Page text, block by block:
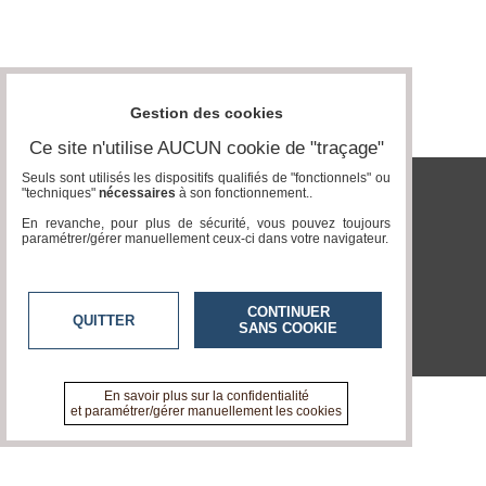
Médias
Blogs
Inscription
annuaire
pro
tvlocale.fr
Gestion des cookies
Ce site n'utilise AUCUN cookie de "traçage"
Seuls sont utilisés les dispositifs qualifiés de "fonctionnels" ou
"techniques" nécessaires à son fonctionnement..
En revanche, pour plus de sécurité, vous pouvez toujours
paramétrer/gérer manuellement ceux-ci dans votre navigateur.
QUITTER
CONTINUER
SANS COOKIE
En savoir plus sur la confidentialité
et paramétrer/gérer manuellement les cookies